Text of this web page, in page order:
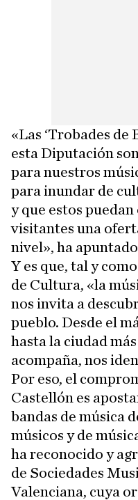
«Las ‘Trobades de
esta Diputación
para nuestros
para inundar de
y que estos
visitantes una
nivel», ha
Y es que, tal y
de Cultura, «la
nos invita a
pueblo. Desde el
hasta la ciudad
acompaña, nos
Por eso, el
Castellón es
bandas de música
músicos y de
ha reconocido y
de Sociedades
Valenciana, cuya